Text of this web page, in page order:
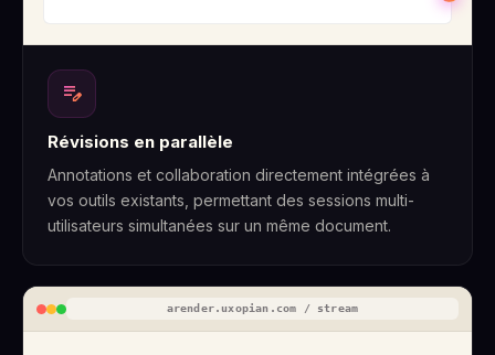
edit_note
Révisions en parallèle
Annotations et collaboration directement intégrées à
vos outils existants, permettant des sessions multi-
utilisateurs simultanées sur un même document.
arender.uxopian.com / stream